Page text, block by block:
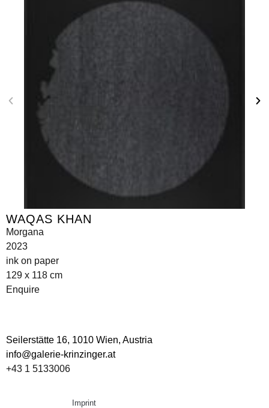
WAQAS KHAN
Morgana
2023
ink on paper
129 x 118 cm
Enquire
Seilerstätte 16, 1010 Wien, Austria
info@galerie-krinzinger.at
+43 1 5133006
Imprint